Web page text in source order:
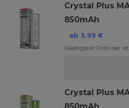
Crystal Plus
850mAh
ab 3,99 €
Niedrigster Preis der
Crystal Plus
850mAh